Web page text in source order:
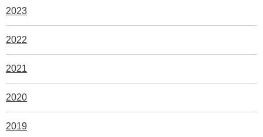
2023
2022
2021
2020
2019